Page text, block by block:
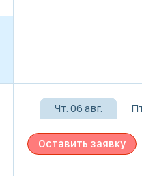
Чт. 06 авг.
Оставить заявку